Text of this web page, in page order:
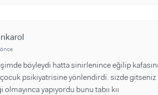
böyleydi hatta sinirlenince eğilip
çocuk psikiyatrisine yönlendirdi. sizde
yapıyordu bunu tabıı kıı